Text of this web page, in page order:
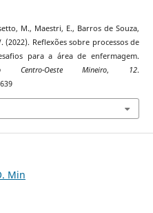
M., Maestri, E., Barros de Souza,
(2022). Reflexões sobre processos de
para a área de enfermagem.
Oeste Mineiro, 12.
Min